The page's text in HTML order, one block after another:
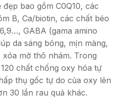
bao gồm C0Q10, các
B, Ca/biotin, các chất béo
GABA (gama amino
da sáng bóng, mịn màng,
mờ thô nhám. Trong
chất chống oxy hóa tự
thụ gốc tự do của oxy lên
30 lần rau quả khác.